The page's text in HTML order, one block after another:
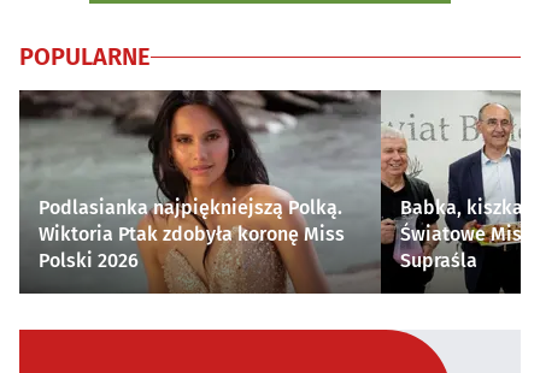
POPULARNE
Podlasianka najpiękniejszą Polką.
Wiktoria Ptak zdobyła koronę Miss
Polski 2026
Babka, kiszka i
Światowe
Supraśla